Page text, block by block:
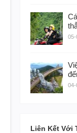
05-
04-
Liên Kết Với